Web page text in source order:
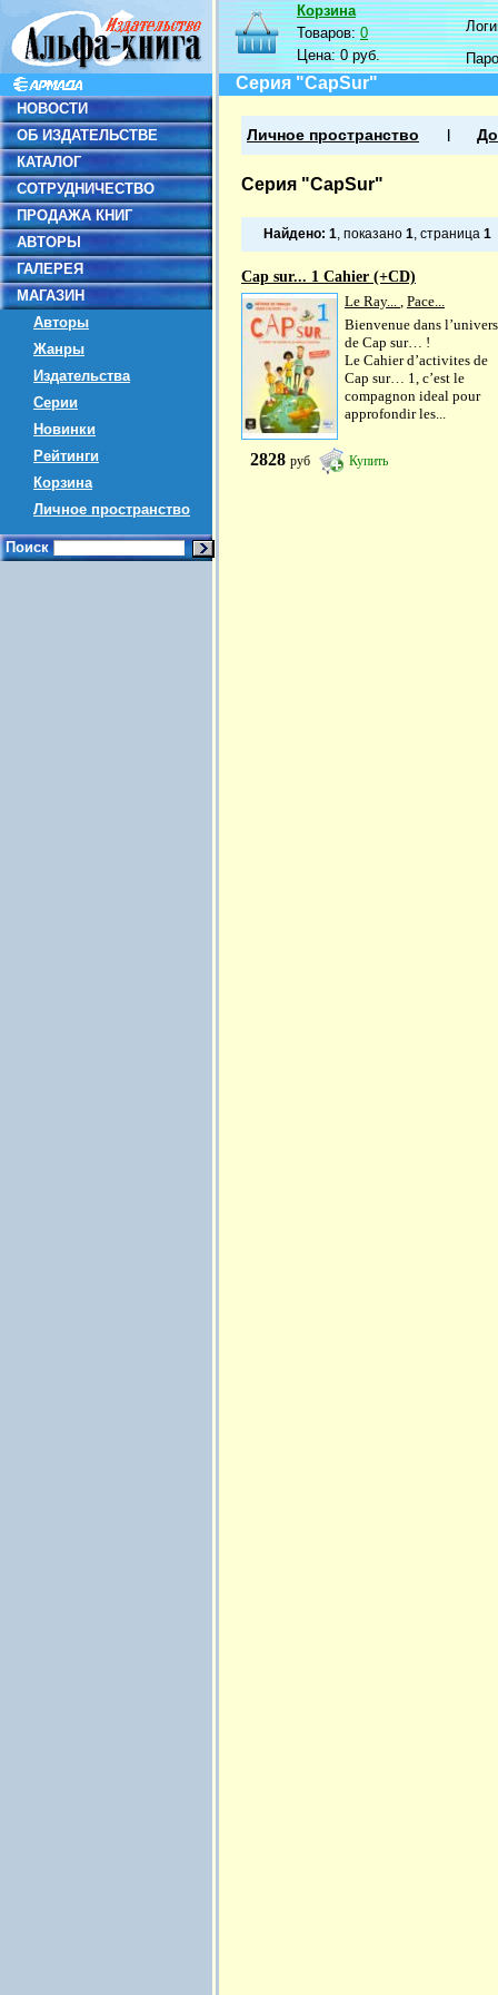
НОВОСТИ
ОБ ИЗДАТЕЛЬСТВЕ
КАТАЛОГ
СОТРУДНИЧЕСТВО
ПРОДАЖА КНИГ
АВТОРЫ
ГАЛЕРЕЯ
МАГАЗИН
Авторы
Жанры
Издательства
Серии
Новинки
Рейтинги
Корзина
Личное пространство
Поиск
Корзина
Товаров:0
Цена:0 руб.
Серия "CapSur"
Личное пространство
Серия "CapSur"
Найдено: 1, показано 1, страница 1
Cap sur... 1 Cahier (+CD)
Le Ray... , Pace...
Bienvenue dans l’univers
de Cap sur… !
Le Cahier d’activites de
Cap sur… 1, c’est le
compagnon ideal pour
approfondir les...
2828 руб Купить